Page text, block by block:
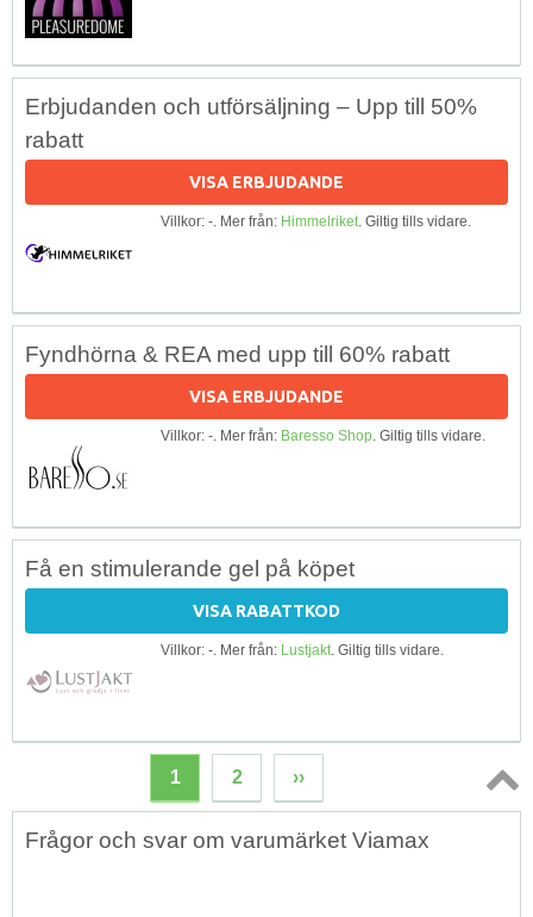
Erbjudanden och utförsäljning – Upp till 50%
rabatt
VISA ERBJUDANDE
Villkor: -. Mer från: Himmelriket. Giltig tills vidare.
Fyndhörna & REA med upp till 60% rabatt
VISA ERBJUDANDE
Villkor: -. Mer från: Baresso Shop. Giltig tills vidare.
Få en stimulerande gel på köpet
VISA RABATTKOD
Villkor: -. Mer från: Lustjakt. Giltig tills vidare.
1 2 ››
Topp
Frågor och svar om varumärket Viamax